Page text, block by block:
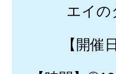
エイの
【開催